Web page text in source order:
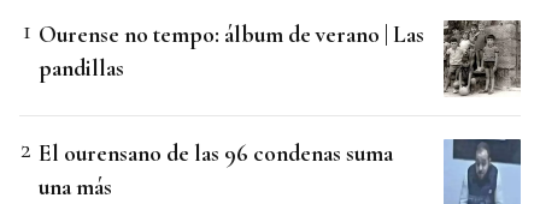
Ourense no tempo: álbum de verano | Las
pandillas
El ourensano de las 96 condenas suma
una más